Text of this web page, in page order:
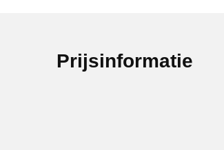
Prijsinformatie